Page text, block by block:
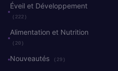
Éveil et Développement
(222)
Alimentation et Nutrition
(20)
Nouveautés (29)